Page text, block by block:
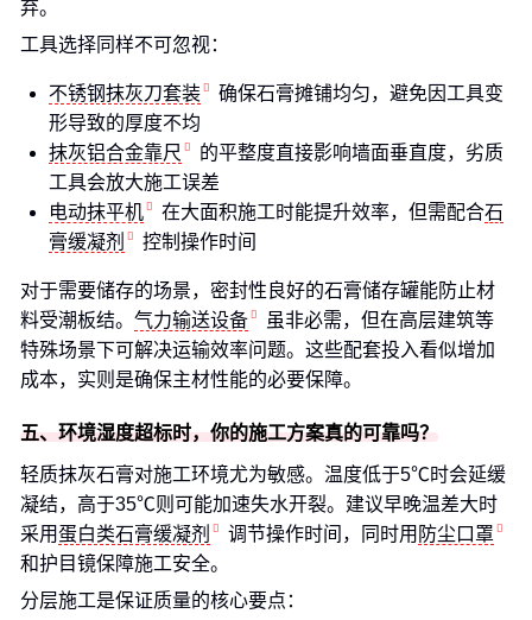
弃。
工具选择同样不可忽视：
不锈钢抹灰刀套装
确保石膏摊铺均匀，避免因工具变
形导致的厚度不均
抹灰铝合金靠尺
的平整度直接影响墙面垂直度，劣质
工具会放大施工误差
电动抹平机
在大面积施工时能提升效率，但需配合石
膏缓凝剂
控制操作时间
对于需要储存的场景，密封性良好的石膏储存罐能防止材
料受潮板结。 气力输送设备
虽非必需，但在高层建筑等
特殊场景下可解决运输效率问题。这些配套投入看似增加
成本，实则是确保主材性能的必要保障。
五、环境湿度超标时，你的施工方案真的可靠吗？
轻质抹灰石膏对施工环境尤为敏感。温度低于5℃时会延缓
凝结，高于35℃则可能加速失水开裂。建议早晚温差大时
采用蛋白类石膏缓凝剂 调节操作时间，同时用 防尘口罩
和护目镜保障施工安全。
分层施工是保证质量的核心要点：